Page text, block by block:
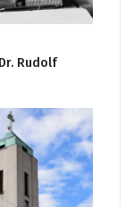
Rudolf